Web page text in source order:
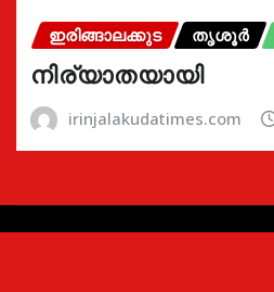
ഇരിങ്ങാലക്കുട തൃശൂർ
നിര്യാതയായി
irinjalakudatimes.com